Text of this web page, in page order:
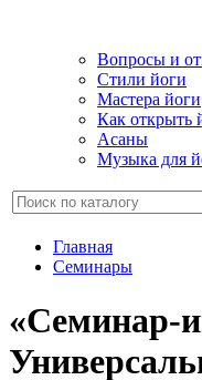
Вопросы и
Стили йоги
Мастера йоги
Как открыть
Асаны
Музыка для
Главная
Семинары
«Семинар-